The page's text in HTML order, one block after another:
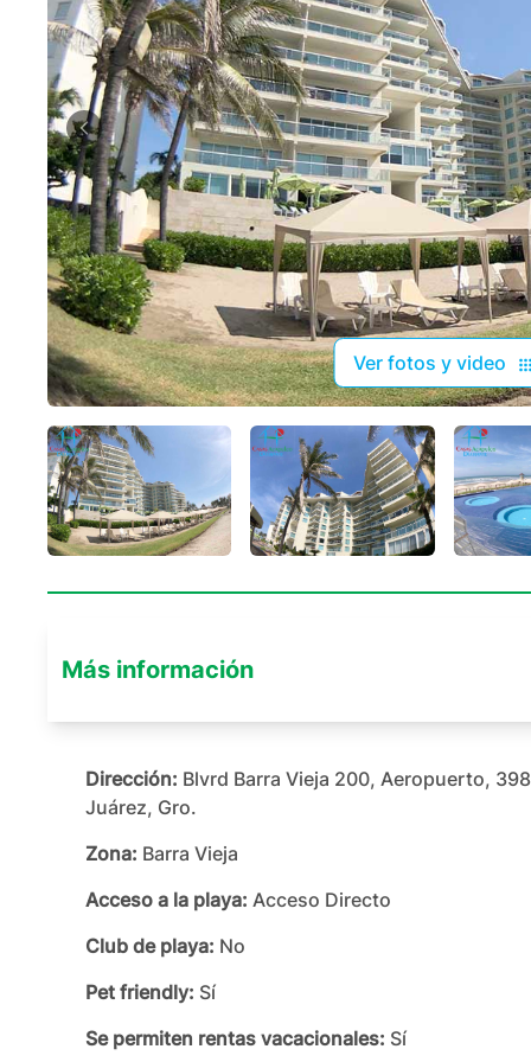
Ver fotos y video
Más información
Dirección: Blvrd Barra Vieja 200, Aeropuerto,
Juárez, Gro.
Zona: Barra Vieja
Acceso a la playa: Acceso Directo
Club de playa: No
Pet friendly: Sí
Se permiten rentas vacacionales: Sí